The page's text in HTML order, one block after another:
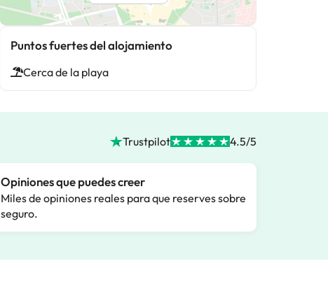
Puntos fuertes del alojamiento
Cerca de la playa
Trustpilot 4.5/5
Opiniones que puedes creer
Miles de opiniones reales para que reserves sobre
seguro.